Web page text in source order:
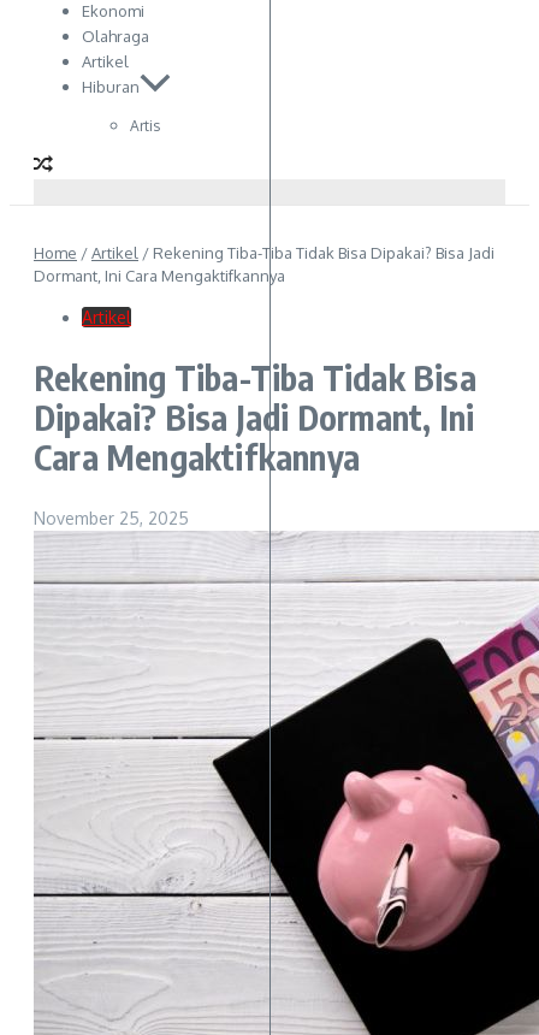
Ekonomi
Olahraga
Artikel
Hiburan
Artis
Home /Artikel / Rekening Tiba-Tiba Tidak Bisa Dipakai? Bisa Jadi
Dormant, Ini Cara Mengaktifkannya
Artikel
Rekening Tiba-Tiba Tidak Bisa
Dipakai? Bisa Jadi Dormant, Ini
Cara Mengaktifkannya
November 25, 2025